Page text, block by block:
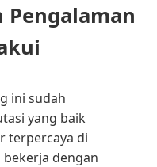
Pengalaman
ini sudah
yang baik
terpercaya di
dengan